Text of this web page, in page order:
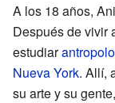
A los 18 años,
Después de vivir
estudiar
Nueva York. Allí,
su arte y su